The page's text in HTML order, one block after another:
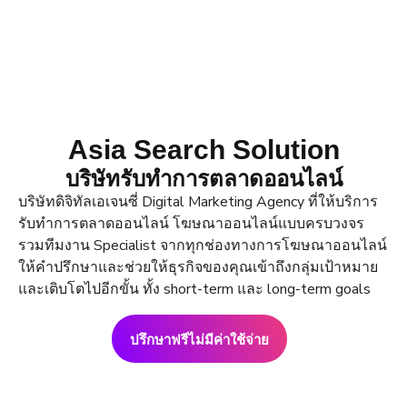
Asia Search Solution
บริษัทรับทำการตลาดออนไลน์
บริษัทดิจิทัลเอเจนซี่ Digital Marketing Agency ที่ให้บริการ
รับทำการตลาดออนไลน์ โฆษณาออนไลน์แบบครบวงจร
รวมทีมงาน Specialist จากทุกช่องทางการโฆษณาออนไลน์
ให้คำปรึกษาและช่วยให้ธุรกิจของคุณเข้าถึงกลุ่มเป้าหมาย
และเติบโตไปอีกขั้น ทั้ง short-term และ long-term goals
ปรึกษาฟรีไม่มีค่าใช้จ่าย